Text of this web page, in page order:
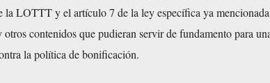
la LOTTT y el artículo 7 de la ley específica ya
contenidos que pudieran servir de fundamento para
la política de bonificación.